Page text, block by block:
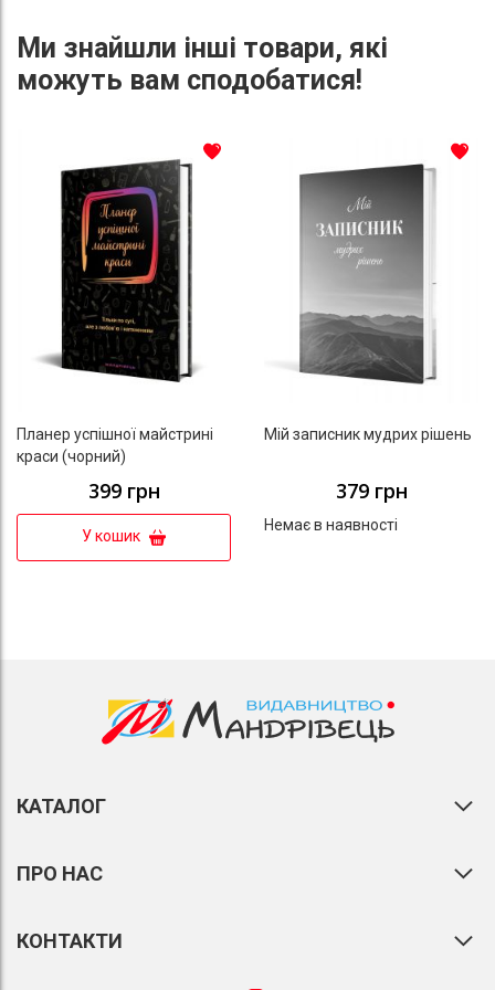
Ми знайшли інші товари, які
можуть вам сподобатися!
Планер успішної майстрині
краси (чорний)
399 грн
У кошик
До списку бажань
Мій записник мудрих рішень
379 грн
Немає в наявності
КАТАЛОГ
ПРО НАС
КОНТАКТИ